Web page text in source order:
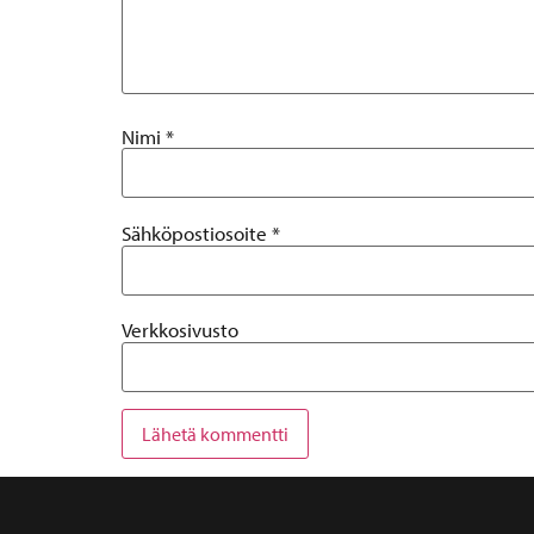
Nimi *
Sähköpostiosoite *
Verkkosivusto